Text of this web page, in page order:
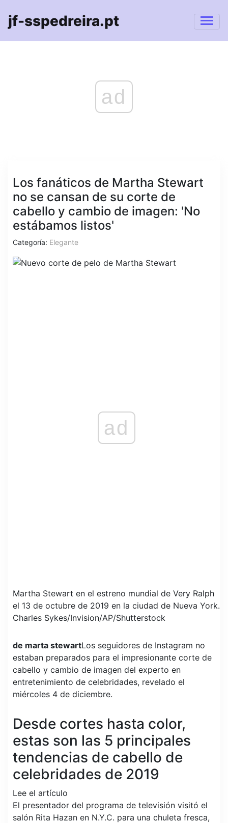
jf-sspedreira.pt
ad
Los fanáticos de Martha Stewart
no se cansan de su corte de
cabello y cambio de imagen: 'No
estábamos listos'
Categoría: Elegante
ad
Martha Stewart en el estreno mundial de Very Ralph
el 13 de octubre de 2019 en la ciudad de Nueva York.
Charles Sykes/Invision/AP/Shutterstock
de marta stewartLos seguidores de Instagram no
estaban preparados para el impresionante corte de
cabello y cambio de imagen del experto en
entretenimiento de celebridades, revelado el
miércoles 4 de diciembre.
Desde cortes hasta color,
estas son las 5 principales
tendencias de cabello de
celebridades de 2019
Lee el artículo
El presentador del programa de televisión visitó el
salón Rita Hazan en N.Y.C. para una chuleta fresca,